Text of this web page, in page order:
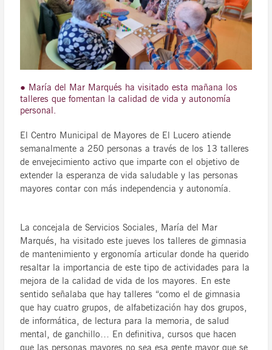
● María del Mar Marqués ha visitado esta mañana los
talleres que fomentan la calidad de vida y autonomía
personal.
El Centro Municipal de Mayores de El Lucero atiende
semanalmente a 250 personas a través de los 13 talleres
de envejecimiento activo que imparte con el objetivo de
extender la esperanza de vida saludable y las personas
mayores contar con más independencia y autonomía.
La concejala de Servicios Sociales, María del Mar
Marqués, ha visitado este jueves los talleres de gimnasia
de mantenimiento y ergonomía articular donde ha querido
resaltar la importancia de este tipo de actividades para la
mejora de la calidad de vida de los mayores. En este
sentido señalaba que hay talleres “como el de gimnasia
que hay cuatro grupos, de alfabetización hay dos grupos,
de informática, de lectura para la memoria, de salud
mental, de ganchillo… En definitiva, cursos que hacen
que las personas mayores no sea esa gente mayor que se